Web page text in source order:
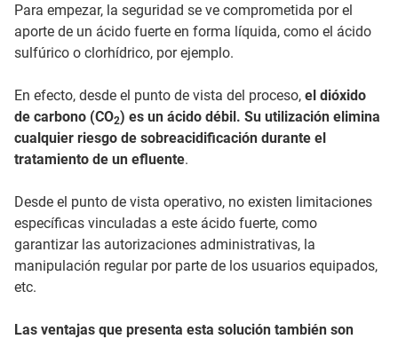
Para empezar, la seguridad se ve comprometida por el
aporte de un ácido fuerte en forma líquida, como el ácido
sulfúrico o clorhídrico, por ejemplo.
En efecto, desde el punto de vista del proceso, el dióxido
de carbono (CO2) es un ácido débil. Su utilización elimina
cualquier riesgo de sobreacidificación durante el
tratamiento de un efluente.
Desde el punto de vista operativo, no existen limitaciones
específicas vinculadas a este ácido fuerte, como
garantizar las autorizaciones administrativas, la
manipulación regular por parte de los usuarios equipados,
etc.
Las ventajas que presenta esta solución también son